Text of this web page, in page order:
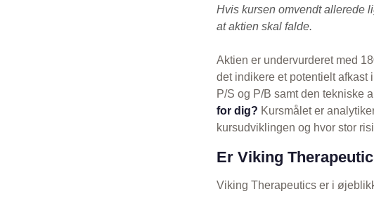
Hvis kursen omvendt allerede
at aktien skal falde.
Aktien er undervurderet med
det indikere et potentielt afkast
P/S og P/B samt den tekniske
for dig? Kursmålet er
kursudviklingen og hvor stor
Er Viking
Viking Therapeutics er i